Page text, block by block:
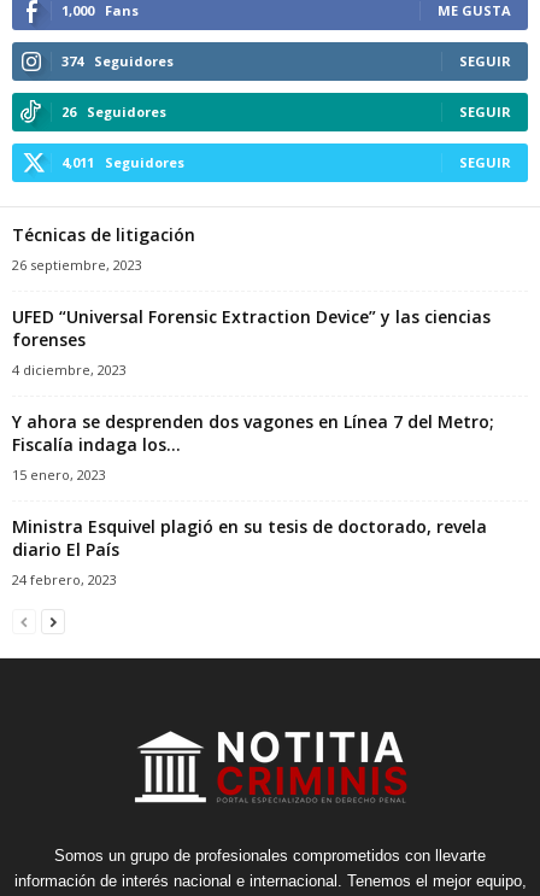
1,000 Fans ME GUSTA
374 Seguidores SEGUIR
26 Seguidores SEGUIR
4,011 Seguidores SEGUIR
Técnicas de litigación
26 septiembre, 2023
UFED “Universal Forensic Extraction Device” y las ciencias
forenses
4 diciembre, 2023
Y ahora se desprenden dos vagones en Línea 7 del Metro;
Fiscalía indaga los...
15 enero, 2023
Ministra Esquivel plagió en su tesis de doctorado, revela
diario El País
24 febrero, 2023
Somos un grupo de profesionales comprometidos con llevarte
información de interés nacional e internacional. Tenemos el mejor equipo,